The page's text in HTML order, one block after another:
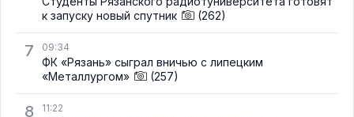
к запуску новый спутник
(262)
7 09:34
ФК «Рязань» сыграл вничью с липецким
«Металлургом»
(257)
8 11:22